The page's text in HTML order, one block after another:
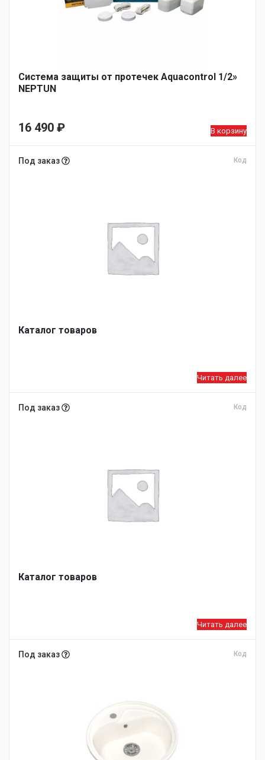
Система защиты от протечек Aquacontrol 1/2»
NEPTUN
16 490 ₽ В корзину
Под заказ Код
Каталог товаров
Читать далее
Под заказ Код
Каталог товаров
Читать далее
Под заказ Код